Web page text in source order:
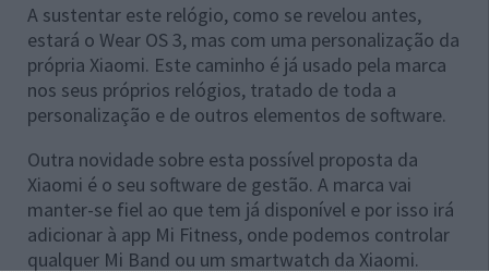
A sustentar este relógio, como se revelou antes,
estará o Wear OS 3, mas com uma personalização da
própria Xiaomi. Este caminho é já usado pela marca
nos seus próprios relógios, tratado de toda a
personalização e de outros elementos de software.
Outra novidade sobre esta possível proposta da
Xiaomi é o seu software de gestão. A marca vai
manter-se fiel ao que tem já disponível e por isso irá
adicionar à app Mi Fitness, onde podemos controlar
qualquer Mi Band ou um smartwatch da Xiaomi.